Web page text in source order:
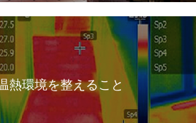
熱環境を整えること